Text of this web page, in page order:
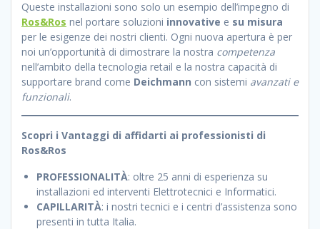
Queste installazioni sono solo un esempio dell’impegno di
Ros&Ros nel portare soluzioni innovative e su misura
per le esigenze dei nostri clienti. Ogni nuova apertura è per
noi un’opportunità di dimostrare la nostra competenza
nell’ambito della tecnologia retail e la nostra capacità di
supportare brand come Deichmann con sistemi avanzati e
funzionali.
Scopri i Vantaggi di affidarti ai professionisti di
Ros&Ros
PROFESSIONALITÀ: oltre 25 anni di esperienza su
installazioni ed interventi Elettrotecnici e Informatici.
CAPILLARITÀ: i nostri tecnici e i centri d’assistenza sono
presenti in tutta Italia.